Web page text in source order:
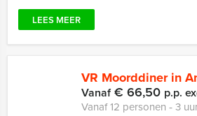
LEES MEER
VR Moorddiner in
Vanaf€ 66,50 p.p.
Vanaf 12 personen ‐ 3